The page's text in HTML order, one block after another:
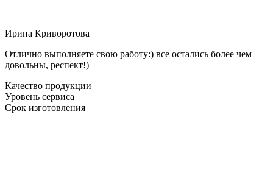
Ирина Криворотова
Отлично выполняете свою работу:) все остались более чем
довольны, респект!)
Качество продукции
Уровень сервиса
Срок изготовления